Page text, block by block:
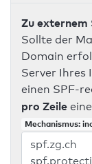
Zu externem
Sollte der
Domain
Server Ihres
einen SPF-
pro Zeile
Mechanismus: